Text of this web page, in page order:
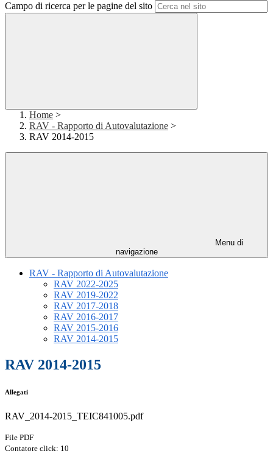
Campo di ricerca per le pagine del sito
Home >
RAV - Rapporto di Autovalutazione >
RAV 2014-2015
Menu di
navigazione
RAV - Rapporto di Autovalutazione
RAV 2022-2025
RAV 2019-2022
RAV 2017-2018
RAV 2016-2017
RAV 2015-2016
RAV 2014-2015
RAV 2014-2015
Allegati
RAV_2014-2015_TEIC841005.pdf
File PDF
Contatore click: 10